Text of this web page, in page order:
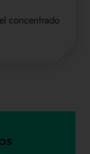
concentrado